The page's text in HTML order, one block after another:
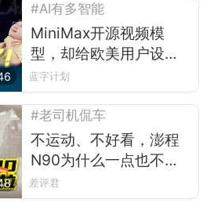
#AI有多智能
MiniMax开源视频模
型，却给欧美用户设了
道门槛
蓝字计划
#老司机侃车
不运动、不好看，澎程
N90为什么一点也不像
小米？
差评君